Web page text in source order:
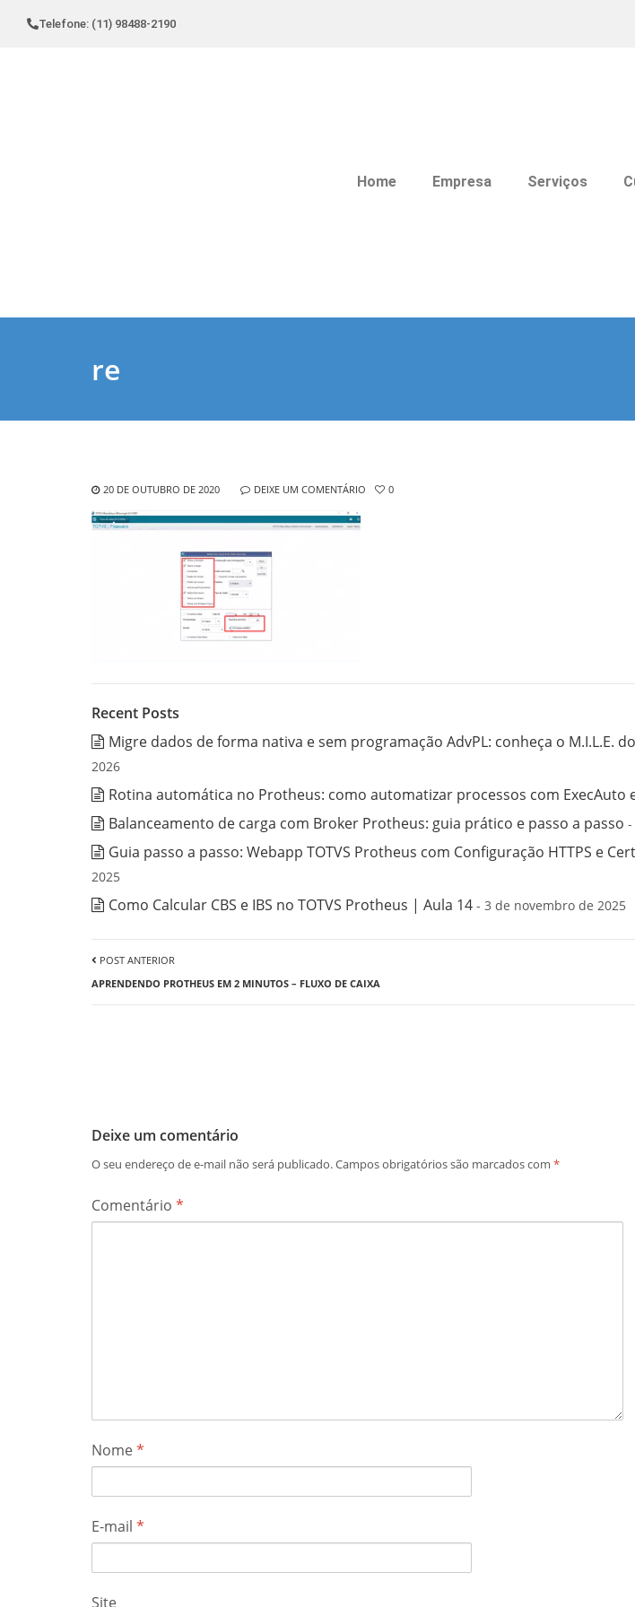
Telefone: (11) 98488-2190
Home Empresa Serviços
re
20 DE OUTUBRO DE 2020 DEIXE UM COMENTÁRIO 0
Recent Posts
Migre dados de forma nativa e sem programação AdvPL: conheça o M.I.L.E.
2026
Rotina automática no Protheus: como automatizar processos com ExecAuto e
Balanceamento de carga com Broker Protheus: guia prático e passo a passo -
Guia passo a passo: Webapp TOTVS Protheus com Configuração HTTPS e
2025
Como Calcular CBS e IBS no TOTVS Protheus | Aula 14 - 3 de novembro de 2025
POST ANTERIOR
APRENDENDO PROTHEUS EM 2 MINUTOS – FLUXO DE CAIXA
Deixe um comentário
O seu endereço de e-mail não será publicado.Campos obrigatórios são marcados com *
Comentário *
Nome*
E-mail *
Site